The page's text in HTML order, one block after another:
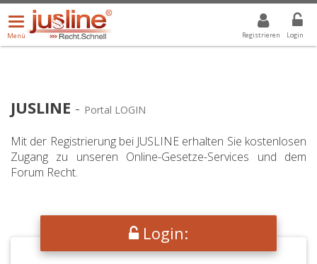
Registrieren Login
Menü
öffnen/schließen
Menü
ALLE DROPDOWN: GEWÄHLTER WERT IST ALLE
JUSLINE - Portal LOGIN
Mit der Registrierung bei JUSLINE erhalten Sie kostenlosen
Zugang zu unseren Online-Gesetze-Services und dem
Forum Recht.
Login: